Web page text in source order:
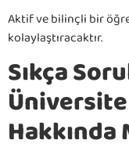
Aktif ve bilinçli bir
kolaylaştıracaktır.
Sıkça